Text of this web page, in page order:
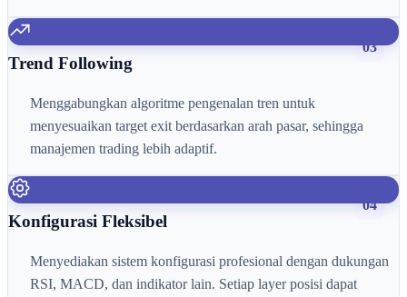
03
Trend Following
Menggabungkan algoritme pengenalan tren untuk
menyesuaikan target exit berdasarkan arah pasar, sehingga
manajemen trading lebih adaptif.
04
Konfigurasi Fleksibel
Menyediakan sistem konfigurasi profesional dengan dukungan
RSI, MACD, dan indikator lain. Setiap layer posisi dapat